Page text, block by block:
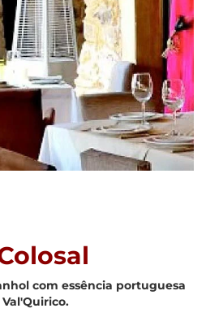
com essência portuguesa